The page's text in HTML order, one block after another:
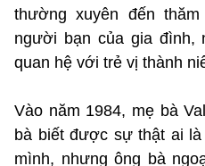
thường xuyên đến
người bạn của gia đình,
quan hệ với trẻ vị thành
Vào năm 1984, mẹ bà
bà biết được sự thật ai
mình, nhưng ông bà